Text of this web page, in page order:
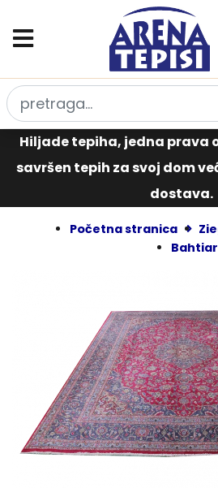
Hiljade tepiha, jedna prava
savršen tepih za svoj dom
dostava.
Početna stranica
Bahtiar